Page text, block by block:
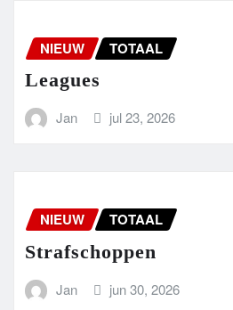
NIEUW TOTAAL
Leagues
Jan jul 23, 2026
NIEUW TOTAAL
Strafschoppen
Jan jun 30, 2026